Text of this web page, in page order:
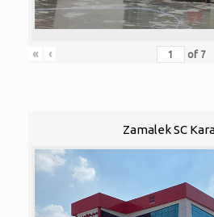
« ‹ of 7
Zamalek SC